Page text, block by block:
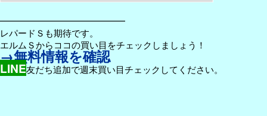
━━━━━━━━━━━━━━
レパードＳも期待です。
エルムＳからココの買い目をチェックしましょう！
→無料情報を確認
LINE友だち追加で週末買い目チェックしてください。